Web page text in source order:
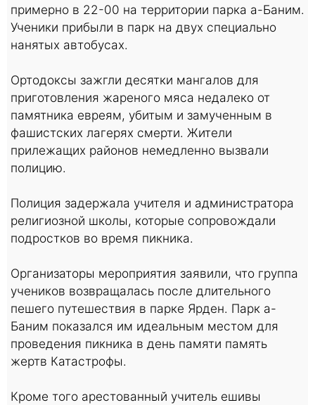
примерно в 22-00 на территории парка а-Баним.
Ученики прибыли в парк на двух специально
нанятых автобусах.
Ортодоксы зажгли десятки мангалов для
приготовления жареного мяса недалеко от
памятника евреям, убитым и замученным в
фашистских лагерях смерти. Жители
прилежащих районов немедленно вызвали
полицию.
Полиция задержала учителя и администратора
религиозной школы, которые сопровождали
подростков во время пикника.
Организаторы мероприятия заявили, что группа
учеников возвращалась после длительного
пешего путешествия в парке Ярден. Парк а-
Баним показался им идеальным местом для
проведения пикника в день памяти память
жертв Катастрофы.
Кроме того арестованный учитель ешивы